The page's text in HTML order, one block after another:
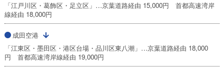
「江戸川区・葛飾区・足立区」…京葉道路経由 15,000円 首都高速湾岸
線経由 18,000円
成田空港
「江東区・墨田区・港区台場・品川区東八潮」…京葉道路経由 18,000
円 首都高速湾岸線経由 19,000円